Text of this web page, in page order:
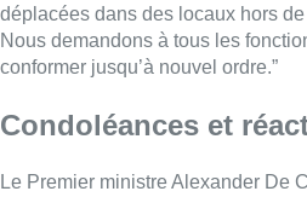
déplacées dans des locaux hors
Nous demandons à tous les
conformer jusqu’à nouvel ordre.”
Condoléances et
Le Premier ministre Alexander De